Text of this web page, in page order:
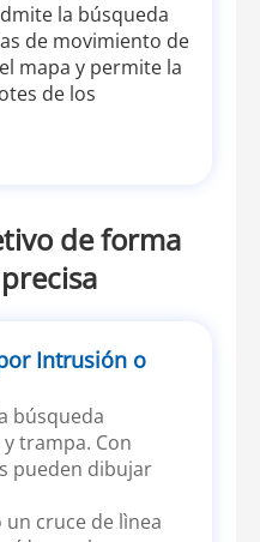
la búsqueda
de movimiento de
mapa y permite la
de los
de forma
Intrusión o
búsqueda
trampa. Con
pueden dibujar
cruce de lìnea